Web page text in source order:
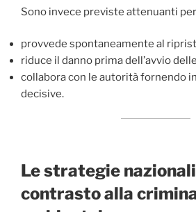
Sono invece previste attenuanti
provvede spontaneamente al
riduce il danno prima dell’avvio
collabora con le autorità fornendo
decisive.
Le strategie
contrasto alla